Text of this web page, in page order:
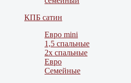
КПБ сатин
Евро mini
1,5 спальные
2х спальные
Евро
Семейные